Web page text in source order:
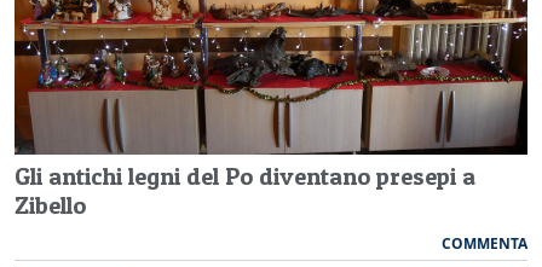
Gli antichi legni del Po diventano presepi a
Zibello
COMMENTA